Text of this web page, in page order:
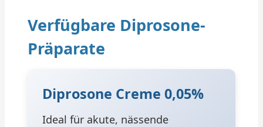
Verfügbare Diprosone-
Präparate
Diprosone Creme 0,05%
Ideal für akute, nässende